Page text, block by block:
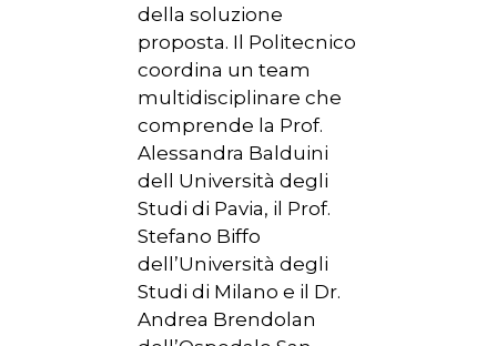
della soluzione
proposta. Il Politecnico
coordina un team
multidisciplinare che
comprende la Prof.
Alessandra Balduini
dell Università degli
Studi di Pavia, il Prof.
Stefano Biffo
dell’Università degli
Studi di Milano e il Dr.
Andrea Brendolan